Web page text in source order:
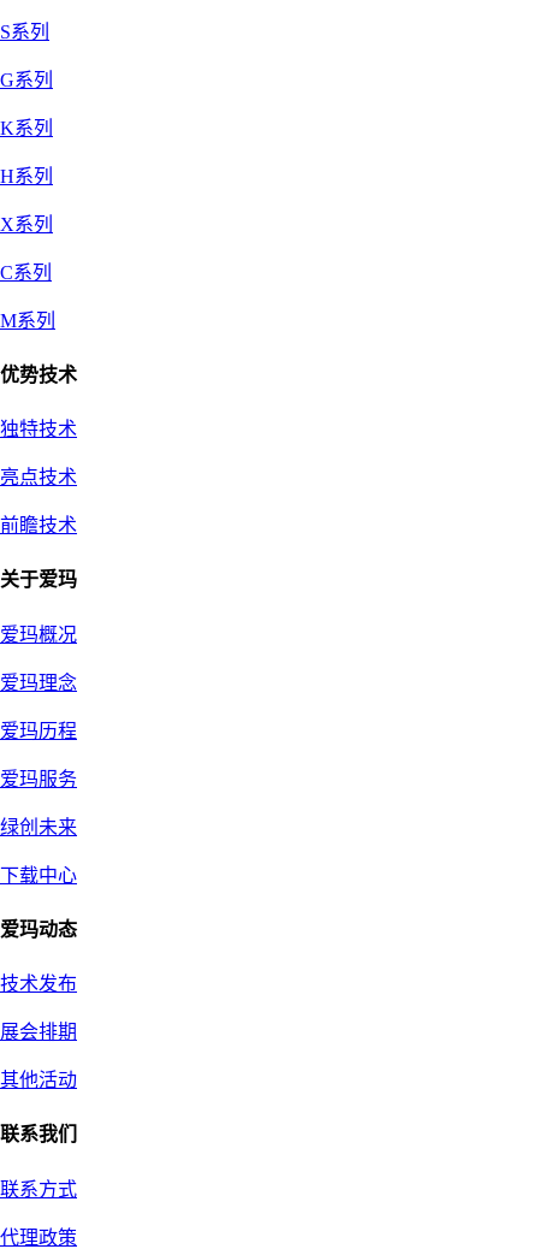
S系列
G系列
K系列
H系列
X系列
C系列
M系列
优势技术
独特技术
亮点技术
前瞻技术
关于爱玛
爱玛概况
爱玛理念
爱玛历程
爱玛服务
绿创未来
下载中心
爱玛动态
技术发布
展会排期
其他活动
联系我们
联系方式
代理政策